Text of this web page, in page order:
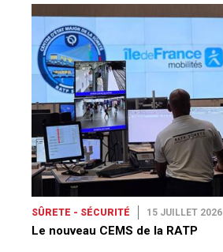
SÛRETE - SÉCURITÉ 15 JUILLET 2026
Le nouveau CEMS de la RATP